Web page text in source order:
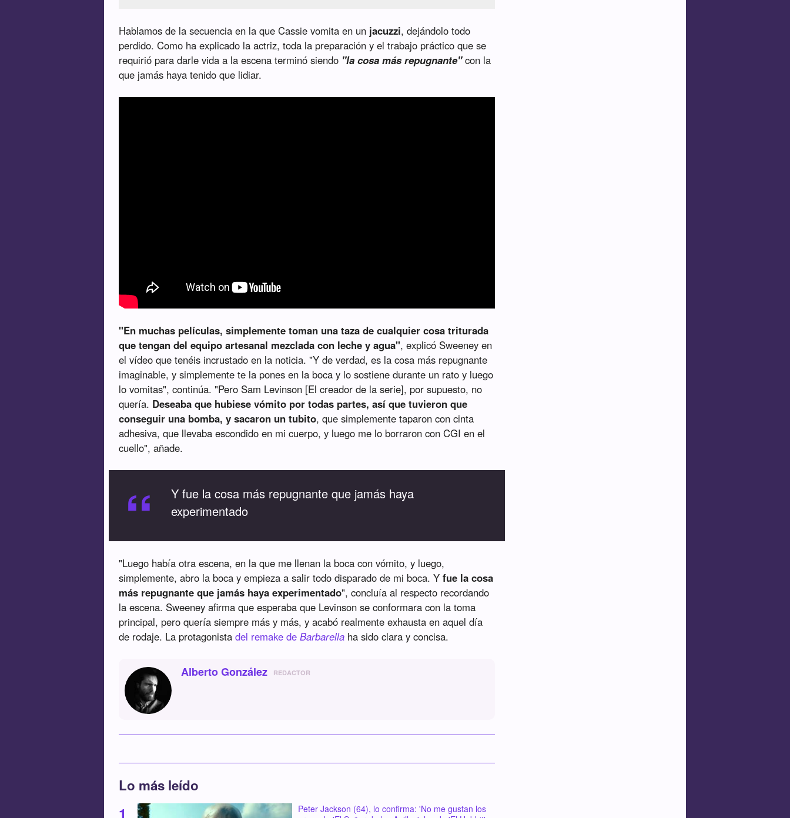
Hablamos de la secuencia en la que Cassie vomita en un jacuzzi, dejándolo todo
perdido. Como ha explicado la actriz, toda la preparación y el trabajo práctico que se
requirió para darle vida a la escena terminó siendo "la cosa más repugnante"con la
que jamás haya tenido que lidiar.
"En muchas películas, simplemente toman una taza de cualquier cosa triturada
que tengan del equipo artesanal mezclada con leche y agua", explicó Sweeney en
el vídeo que tenéis incrustado en la noticia. "Y de verdad, es la cosa más repugnante
imaginable, y simplemente te la pones en la boca y lo sostiene durante un rato y luego
lo vomitas", continúa. "Pero Sam Levinson [El creador de la serie], por supuesto, no
quería. Deseaba que hubiese vómito por todas partes, así que tuvieron que
conseguir una bomba, y sacaron un tubito, que simplemente taparon con cinta
adhesiva, que llevaba escondido en mi cuerpo, y luego me lo borraron con CGI en el
cuello", añade.
“
Y fue la cosa más repugnante que jamás haya
experimentado
"Luego había otra escena, en la que me llenan la boca con vómito, y luego,
simplemente, abro la boca y empieza a salir todo disparado de mi boca. Yfue la cosa
más repugnante que jamás haya experimentado", concluía al respecto recordando
la escena. Sweeney afirma que esperaba que Levinson se conformara con la toma
principal, pero quería siempre más y más, y acabó realmente exhausta en aquel día
de rodaje. La protagonistadel remake deBarbarella ha sido clara y concisa.
Alberto González REDACTOR
Lo más leído
Peter Jackson (64), lo confirma: 'No me gustan los